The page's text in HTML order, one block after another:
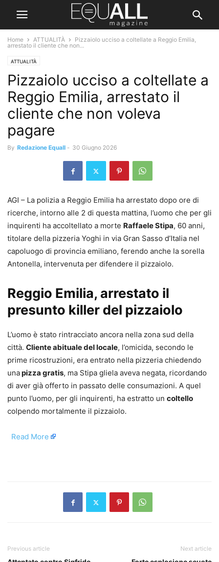
Home ATTUALITÀ
Pizzaiolo ucciso a coltellate a Reggio Emilia,
arrestato il cliente che non...
ATTUALITÀ
Pizzaiolo ucciso a coltellate a
Reggio Emilia, arrestato il
cliente che non voleva
pagare
By Redazione Equall - 30 Giugno 2026
AGI – La polizia a Reggio Emilia ha arrestato dopo ore di
ricerche, intorno alle 2 di questa mattina, l’uomo che per gli
inquirenti ha accoltellato a morte Raffaele Stipa, 60 anni,
titolare della pizzeria Yoghi in via Gran Sasso d’Italia nel
capoluogo di provincia emiliano, ferendo anche la sorella
Antonella, intervenuta per difendere il pizzaiolo.
Reggio Emilia, arrestato il
presunto killer del pizzaiolo
L’uomo è stato rintracciato ancora nella zona sud della
città. Cliente abituale del locale, l’omicida, secondo le
prime ricostruzioni, era entrato nella pizzeria chiedendo
unapizza gratis, ma Stipa gliela aveva negata, ricordando
di aver già offerto in passato delle consumazioni. A quel
punto l’uomo, per gli inquirenti, ha estratto un coltello
colpendo mortalmente il pizzaiolo.
Read More
Previous article Next article